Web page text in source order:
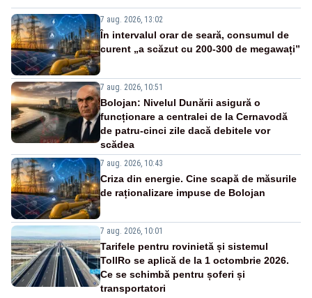
7 aug. 2026, 13:02
În intervalul orar de seară, consumul de
curent „a scăzut cu 200-300 de megawați”
7 aug. 2026, 10:51
Bolojan: Nivelul Dunării asigură o
funcționare a centralei de la Cernavodă
de patru-cinci zile dacă debitele vor
scădea
7 aug. 2026, 10:43
Criza din energie. Cine scapă de măsurile
de raționalizare impuse de Bolojan
7 aug. 2026, 10:01
Tarifele pentru rovinietă și sistemul
TollRo se aplică de la 1 octombrie 2026.
Ce se schimbă pentru șoferi și
transportatori